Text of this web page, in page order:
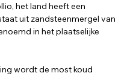
het land heeft een
uit zandsteenmergel van
in het plaatselijke
wordt de most koud